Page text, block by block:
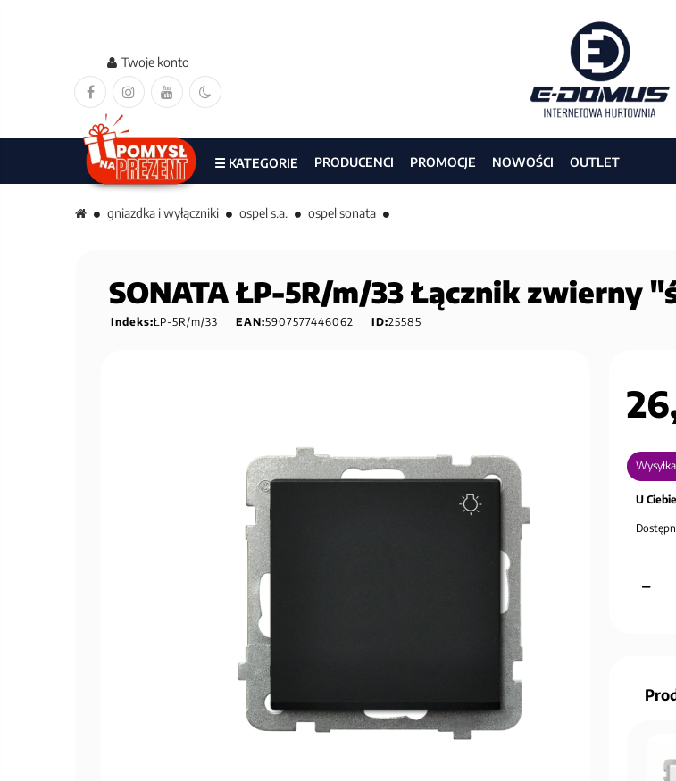
Twoje konto
☰ KATEGORIE PRODUCENCI PROMOCJE NOWOŚCI OUTLET
gniazdka i wyłączniki ospel s.a. ospel sonata
SONATA ŁP-5R/m/33 Łącznik zwierny
Indeks:ŁP-5R/m/33 EAN:5907577446062 ID:25585
U